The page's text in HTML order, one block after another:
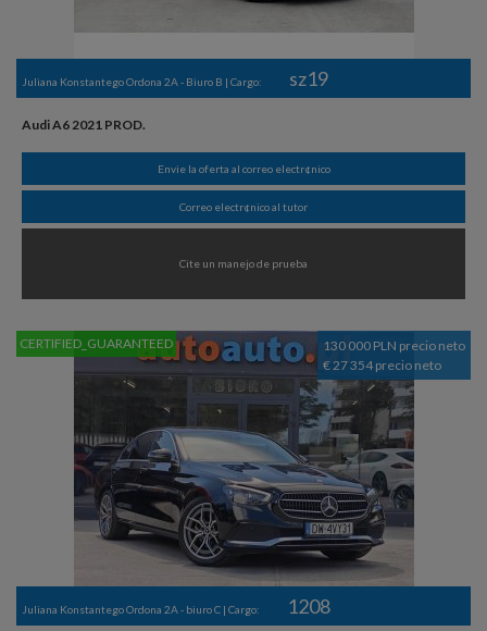
Juliana Konstantego Ordona 2A - Biuro B | Cargo: sz19
Audi A6 2021 PROD.
Envie la oferta al correo electr¢nico
Correo electr¢nico al tutor
Cite un manejo de prueba
130 000 PLN precio neto
€ 27 354 precio neto
CERTIFIED_GUARANTEED
Juliana Konstantego Ordona 2A - biuro C | Cargo: 1208